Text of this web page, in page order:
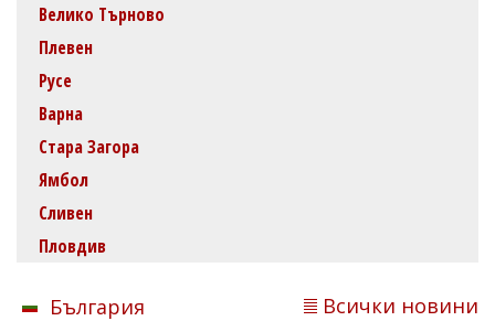
Велико Търново
Плевен
Русе
Варна
Стара Загора
Ямбол
Сливен
Пловдив
България Всички новини